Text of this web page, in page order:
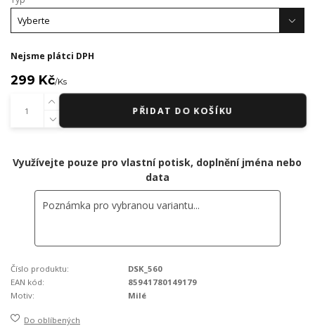
Nejsme plátci DPH
299 Kč/Ks
PŘIDAT DO KOŠÍKU
Využívejte pouze pro vlastní potisk, doplnění jména nebo
data
Číslo produktu:
DSK_560
EAN kód:
85941780149179
Motiv:
Milé
Do oblíbených